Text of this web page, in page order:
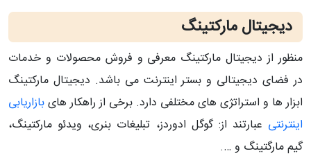
دیجیتال مارکتینگ
منظور از دیجیتال مارکتینگ معرفی و فروش محصولات و خدمات
در فضای دیجیتالی و بستر اینترنت می باشد. دیجیتال مارکتینگ
ابزار ها و استراتژی های مختلفی دارد. برخی از راهکار هایبازاریابی
اینترنتی عبارتند از: گوگل ادوردز، تبلیغات بنری، ویدئو مارکتینگ،
گیم مارگتینگ و ….